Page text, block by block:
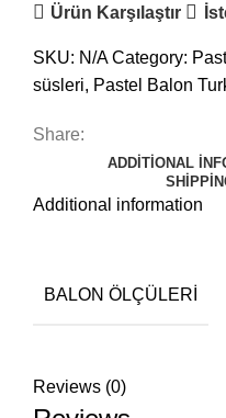
Ürün Karşılaştır
SKU: N/ACategory:
süsleri, Pastel Balon
Share:
ADDITIONAL
Additional information
BALON ÖLÇÜLERI
Reviews (0)